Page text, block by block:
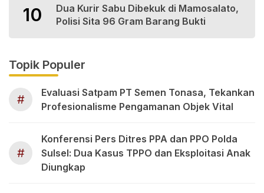
10
Dua Kurir Sabu Dibekuk di Mamosalato,
Polisi Sita 96 Gram Barang Bukti
Topik Populer
#
Evaluasi Satpam PT Semen Tonasa, Tekankan
Profesionalisme Pengamanan Objek Vital
#
Konferensi Pers Ditres PPA dan PPO Polda
Sulsel: Dua Kasus TPPO dan Eksploitasi Anak
Diungkap